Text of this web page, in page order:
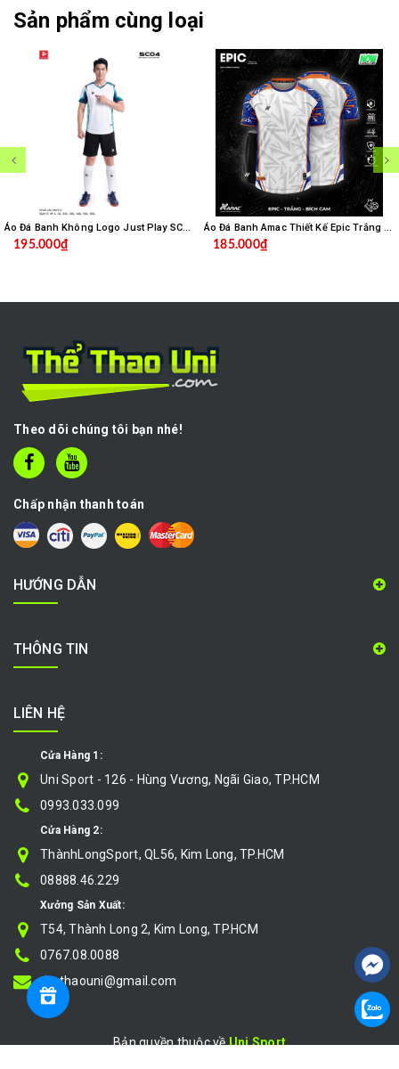
Sản phẩm cùng loại
Áo Đá Banh Không Logo Just Play SC04 - Trắng
195.000₫
Áo Đá Banh Amac Thiết Kế Epic Trắng Bích
185.000₫
Theo dõi chúng tôi bạn nhé!
Chấp nhận thanh toán
HƯỚNG DẪN
THÔNG TIN
LIÊN HỆ
Cửa Hàng 1:
Uni Sport - 126 - Hùng Vương, Ngãi Giao, TP.HCM
0993.033.099
Cửa Hàng 2:
ThànhLongSport, QL56, Kim Long, TP.HCM
08888.46.229
Xưởng Sản Xuất:
T54, Thành Long 2, Kim Long, TP.HCM
0767.08.0088
thethaouni@gmail.com
Bản quyền thuộc vềUni Sport